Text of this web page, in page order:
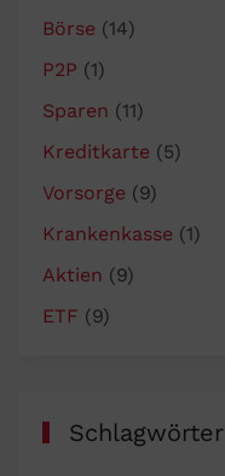
Börse (14)
P2P (1)
Sparen (11)
Kreditkarte (5)
Vorsorge (9)
Krankenkasse (1)
Aktien (9)
ETF (9)
Schlagwörter